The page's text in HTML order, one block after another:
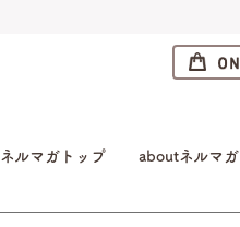
ネルマガトップ aboutネルマガ